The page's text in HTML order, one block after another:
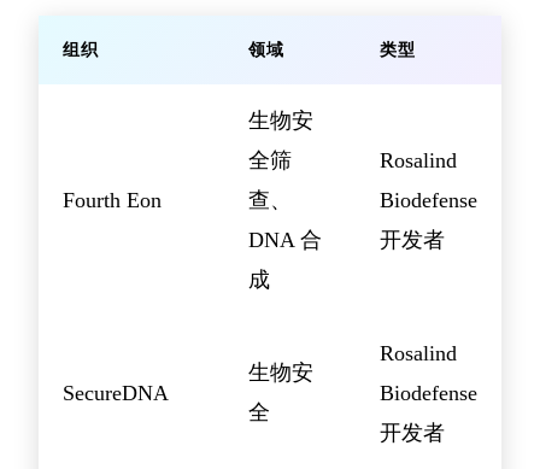
组织 领域 类型
Fourth Eon
生物安
全筛
查、
DNA 合
成
Rosalind
Biodefense
开发者
SecureDNA
生物安
全
Rosalind
Biodefense
开发者